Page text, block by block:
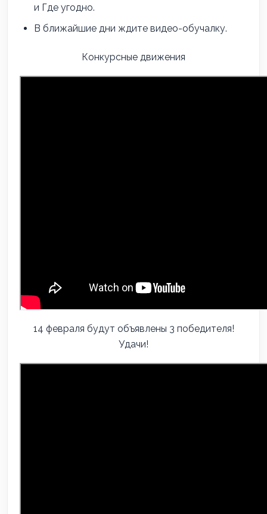
и Где угодно.
В ближайшие дни ждите видео-обучалку.
Конкурсные движения
14 февраля будут объявлены 3 победителя!
Удачи!